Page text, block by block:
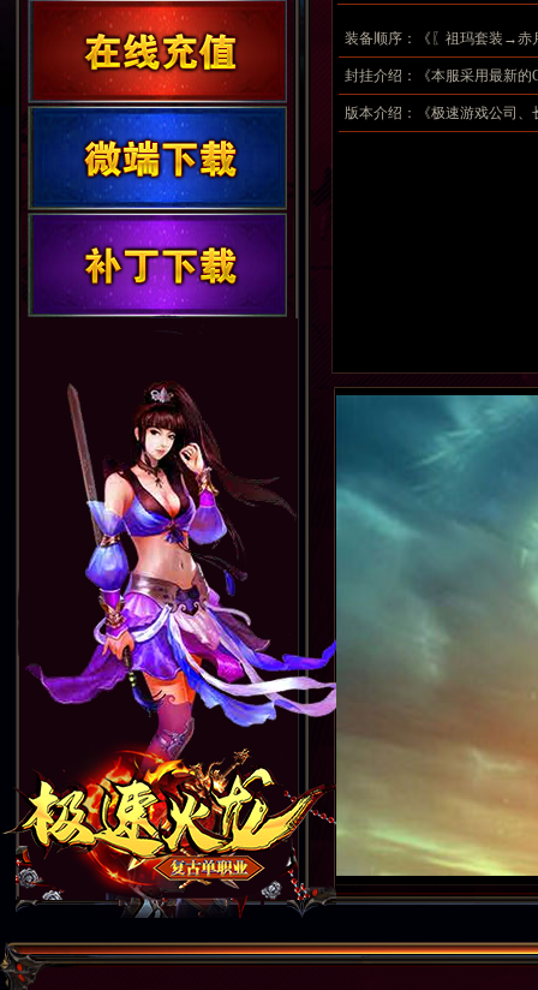
装备顺序：《〖祖玛套装→
→〖王者套装〗→〖极速套装
封挂介绍：《本服采用最新
版本介绍：《极速游戏公司